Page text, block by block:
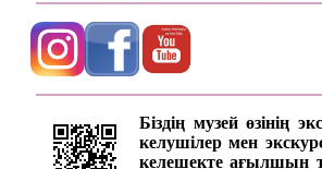
Біздің музей өзінің
келушілер мен
келешекте ағылшын